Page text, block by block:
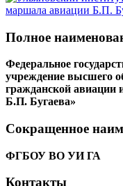
Полное
Федеральное
учреждение высшего
гражданской авиации
Б.П. Бугаева»
Сокращенное
ФГБОУ ВО УИ ГА
Контакты